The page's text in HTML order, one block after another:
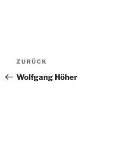
Beitragsnavigation
Vorheriger
Beitrag
ZURÜCK
Wolfgang Höher